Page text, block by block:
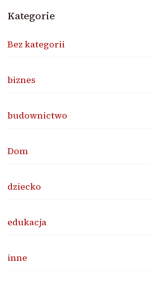
Kategorie
Bez kategorii
biznes
budownictwo
Dom
dziecko
edukacja
inne